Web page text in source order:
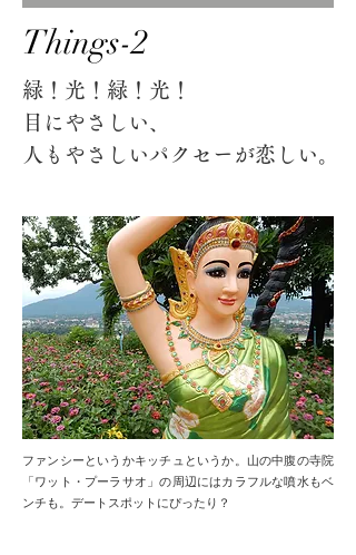
Things-2
緑！光！緑！光！
目にやさしい、
人もやさしいパクセーが恋しい​。
ファンシーというかキッチュというか。山の中腹の寺院
「ワット・プーラサオ」の周辺にはカラフルな噴水もベ
ンチも。デートスポットにぴったり？